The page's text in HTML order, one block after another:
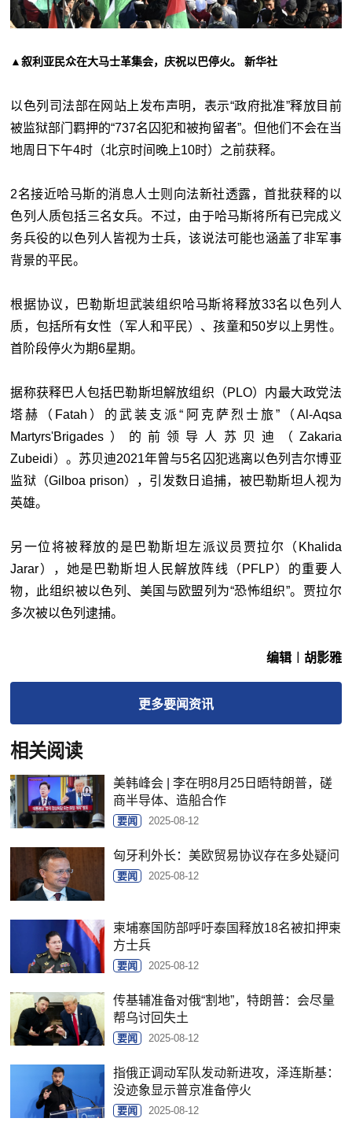
▲叙利亚民众在大马士革集会，庆祝以巴停火。 新华社
以色列司法部在网站上发布声明，表示“政府批准”释放目前
被监狱部门羁押的“737名囚犯和被拘留者”。但他们不会在当
地周日下午4时（北京时间晚上10时）之前获释。
2名接近哈马斯的消息人士则向法新社透露，首批获释的以
色列人质包括三名女兵。不过，由于哈马斯将所有已完成义
务兵役的以色列人皆视为士兵，该说法可能也涵盖了非军事
背景的平民。
根据协议，巴勒斯坦武装组织哈马斯将释放33名以色列人
质，包括所有女性（军人和平民）、孩童和50岁以上男性。
首阶段停火为期6星期。
据称获释巴人包括巴勒斯坦解放组织（PLO）内最大政党法
塔赫（Fatah）的武装支派“阿克萨烈士旅”（Al-Aqsa
Martyrs'Brigades）的前领导人苏贝迪（Zakaria
Zubeidi）。苏贝迪2021年曾与5名囚犯逃离以色列吉尔博亚
监狱（Gilboa prison），引发数日追捕，被巴勒斯坦人视为
英雄。
另一位将被释放的是巴勒斯坦左派议员贾拉尔（Khalida
Jarar），她是巴勒斯坦人民解放阵线（PFLP）的重要人
物，此组织被以色列、美国与欧盟列为“恐怖组织”。贾拉尔
多次被以色列逮捕。
编辑︱胡影雅
更多要闻资讯
相关阅读
美韩峰会 | 李在明8月25日晤特朗普，磋
商半导体、造船合作
要闻 2025-08-12
匈牙利外长：美欧贸易协议存在多处疑问
要闻 2025-08-12
柬埔寨国防部呼吁泰国释放18名被扣押柬
方士兵
要闻 2025-08-12
传基辅准备对俄“割地”，特朗普：会尽量
帮乌讨回失土
要闻 2025-08-12
指俄正调动军队发动新进攻，泽连斯基：
没迹象显示普京准备停火
要闻 2025-08-12